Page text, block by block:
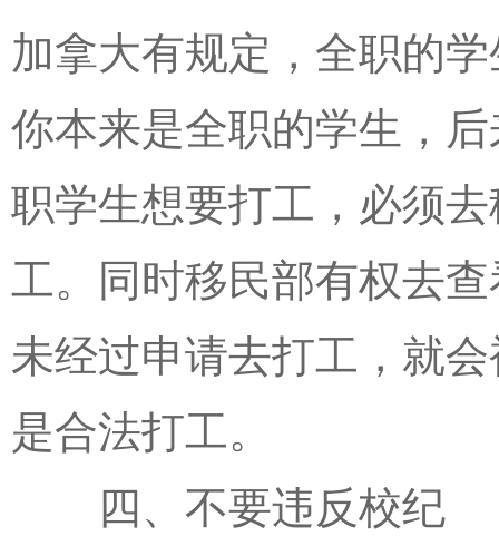
加拿大有规定，全职的
你本来是全职的学生，
职学生想要打工，必须
工。同时移民部有权去
未经过申请去打工，就
是合法打工。
四、不要违反校纪